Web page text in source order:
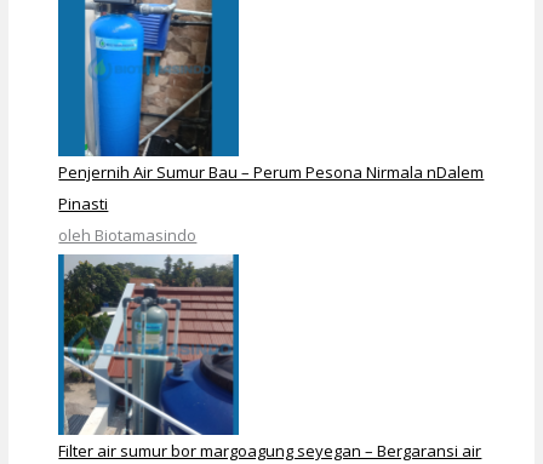
Penjernih Air Sumur Bau – Perum Pesona Nirmala nDalem
Pinasti
oleh Biotamasindo
Filter air sumur bor margoagung seyegan – Bergaransi air